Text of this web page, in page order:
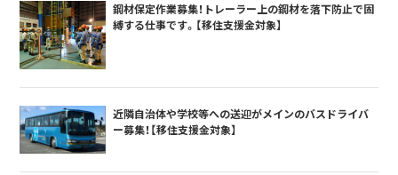
鋼材保定作業募集！トレーラー上の鋼材を落下防止で固
縛する仕事です。【移住支援金対象】
近隣自治体や学校等への送迎がメインのバスドライバ
ー募集！【移住支援金対象】